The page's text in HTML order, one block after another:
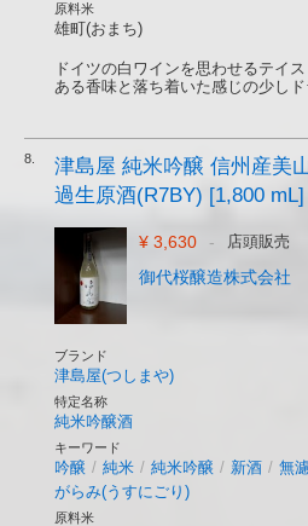
原料米
雄町(おまち)
ドイツの白ワインを思わせるテイ
ある香味と落ち着いた感じの少し
8.
津島屋 純米吟醸 信州産美
過生原酒(R7BY) [1,800 mL]
¥ 3,630 - 店頭販売
御代桜醸造株式会社
ブランド
津島屋(つしまや)
特定名称
純米吟醸酒
キーワード
吟醸 / 純米 / 純米吟醸 / 新酒 / 無
がらみ(うすにごり)
原料米